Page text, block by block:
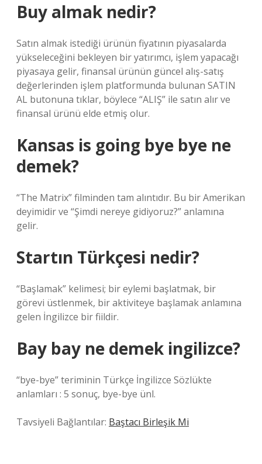
Buy almak nedir?
Satın almak istediği ürünün fiyatının piyasalarda
yükseleceğini bekleyen bir yatırımcı, işlem yapacağı
piyasaya gelir, finansal ürünün güncel alış-satış
değerlerinden işlem platformunda bulunan SATIN
AL butonuna tıklar, böylece “ALIŞ” ile satın alır ve
finansal ürünü elde etmiş olur.
Kansas is going bye bye ne
demek?
“The Matrix” filminden tam alıntıdır. Bu bir Amerikan
deyimidir ve “Şimdi nereye gidiyoruz?” anlamına
gelir.
Startın Türkçesi nedir?
“Başlamak” kelimesi; bir eylemi başlatmak, bir
görevi üstlenmek, bir aktiviteye başlamak anlamına
gelen İngilizce bir fiildir.
Bay bay ne demek ingilizce?
“bye-bye” teriminin Türkçe İngilizce Sözlükte
anlamları : 5 sonuç, bye-bye ünl.
Tavsiyeli Bağlantılar: Baştacı Birleşik Mi